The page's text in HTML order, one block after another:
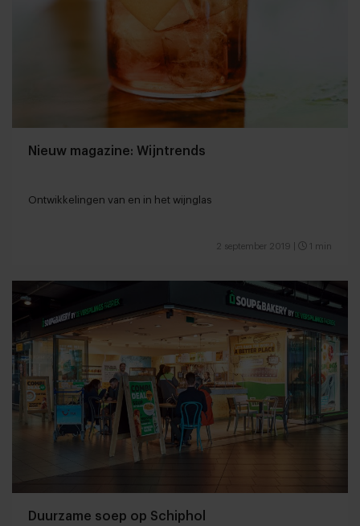
Nieuw magazine: Wijntrends
Ontwikkelingen van en in het wijnglas
2 september 2019 1 min
Duurzame soep op Schiphol